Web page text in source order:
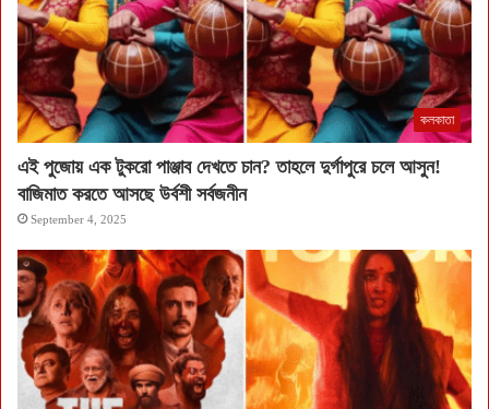
কলকাতা
এই পুজোয় এক টুকরো পাঞ্জাব দেখতে চান? তাহলে দুর্গাপুরে চলে আসুন!
বাজিমাত করতে আসছে উর্বশী সর্বজনীন
September 4, 2025